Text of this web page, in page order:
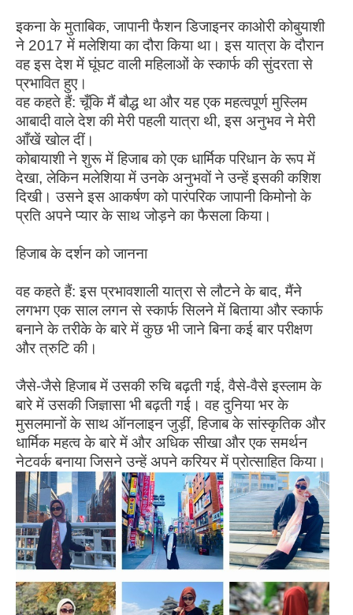
इकना के मुताबिक, जापानी फैशन डिजाइनर काओरी कोबुयाशी
ने 2017 में मलेशिया का दौरा किया था। इस यात्रा के दौरान
वह इस देश में घूंघट वाली महिलाओं के स्कार्फ की सुंदरता से
प्रभावित हुए।
वह कहते हैं: चूँकि मैं बौद्ध था और यह एक महत्वपूर्ण मुस्लिम
आबादी वाले देश की मेरी पहली यात्रा थी, इस अनुभव ने मेरी
आँखें खोल दीं।
कोबायाशी ने शुरू में हिजाब को एक धार्मिक परिधान के रूप में
देखा, लेकिन मलेशिया में उनके अनुभवों ने उन्हें इसकी कशिश
दिखी। उसने इस आकर्षण को पारंपरिक जापानी किमोनो के
प्रति अपने प्यार के साथ जोड़ने का फैसला किया।
हिजाब के दर्शन को जानना
वह कहते हैं: इस प्रभावशाली यात्रा से लौटने के बाद, मैंने
लगभग एक साल लगन से स्कार्फ सिलने में बिताया और स्कार्फ
बनाने के तरीके के बारे में कुछ भी जाने बिना कई बार परीक्षण
और त्रुटि की।
जैसे-जैसे हिजाब में उसकी रुचि बढ़ती गई, वैसे-वैसे इस्लाम के
बारे में उसकी जिज्ञासा भी बढ़ती गई। वह दुनिया भर के
मुसलमानों के साथ ऑनलाइन जुड़ीं, हिजाब के सांस्कृतिक और
धार्मिक महत्व के बारे में और अधिक सीखा और एक समर्थन
नेटवर्क बनाया जिसने उन्हें अपने करियर में प्रोत्साहित किया।